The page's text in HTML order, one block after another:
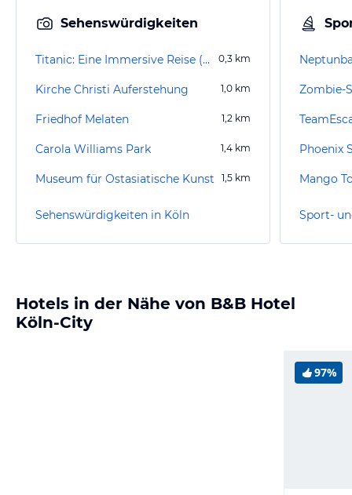
Sehenswürdigkeiten
Titanic: Eine Immersive Reise (geschlossen) 0,3 km
Kirche Christi Auferstehung 1,0 km
Friedhof Melaten 1,2 km
Carola Williams Park 1,4 km
Museum für Ostasiatische Kunst 1,5 km
Sehenswürdigkeiten in Köln
Zombie-
Phoenix
Mango
Sport-
Hotels in der Nähe von B&B Hotel
Köln-City
97%